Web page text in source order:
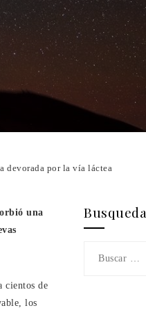
devorada por la vía láctea
una
cientos de
los
Busqueda